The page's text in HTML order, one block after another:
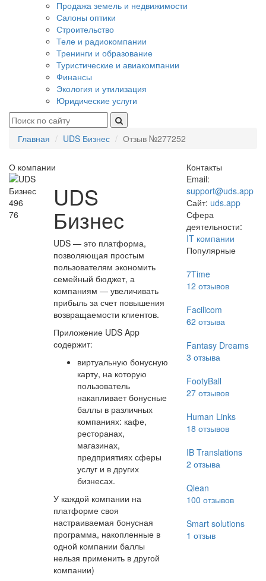
Продажа земель и недвижимости
Салоны оптики
Строительство
Теле и радиокомпании
Тренинги и образование
Туристические и авиакомпании
Финансы
Экология и утилизация
Юридические услуги
Главная UDS Бизнес Отзыв №277252
О компании
496
76
UDS
Бизнес
UDS — это платформа,
позволяющая простым
пользователям экономить
семейный бюджет, а
компаниям — увеличивать
прибыль за счет повышения
возвращаемости клиентов.
Приложение UDS App
содержит:
виртуальную бонусную
карту, на которую
пользователь
накапливает бонусные
баллы в различных
компаниях: кафе,
ресторанах,
магазинах,
предприятиях сферы
услуг и в других
бизнесах.
У каждой компании на
платформе своя
настраиваемая бонусная
программа, накопленные в
одной компании баллы
нельзя применить в другой
компании)
Контакты
Email:
support@uds.app
Сайт: uds.app
Сфера
деятельности:
IT компании
Популярные
7Time
12 отзывов
Facilicom
62 отзыва
Fantasy Dreams
3 отзыва
FootyBall
27отзывов
Human Links
18 отзывов
IB Translations
2 отзыва
Qlean
100 отзывов
Smart solutions
1 отзыв